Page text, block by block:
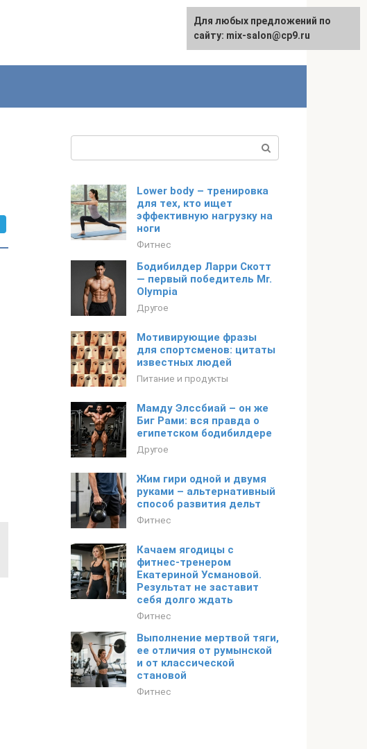
Lower body – тренировка
для тех, кто ищет
эффективную нагрузку на
ноги
Фитнес
Бодибилдер Ларри Скотт
— первый победитель Mr.
Olympia
Другое
Мотивирующие фразы
для спортсменов: цитаты
известных людей
Питание и продукты
Мамду Элссбиай – он же
Биг Рами: вся правда о
египетском бодибилдере
Другое
Жим гири одной и двумя
руками – альтернативный
способ развития дельт
Фитнес
Качаем ягодицы с
фитнес-тренером
Екатериной Усмановой.
Результат не заставит
себя долго ждать
Фитнес
Выполнение мертвой тяги,
ее отличия от румынской
и от классической
становой
Фитнес
Для любых предложений по
сайту: mix-salon@cp9.ru